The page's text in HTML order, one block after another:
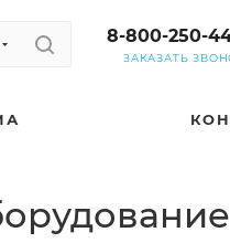
8-800-250-
ЗАКАЗАТЬ